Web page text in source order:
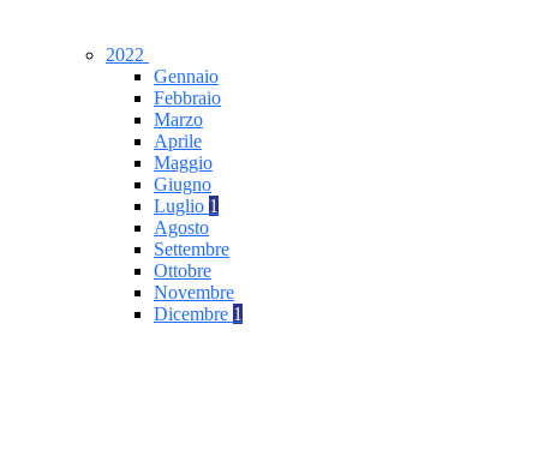
2022
Gennaio
Febbraio
Marzo
Aprile
Maggio
Giugno
Luglio 1
Agosto
Settembre
Ottobre
Novembre
Dicembre 1